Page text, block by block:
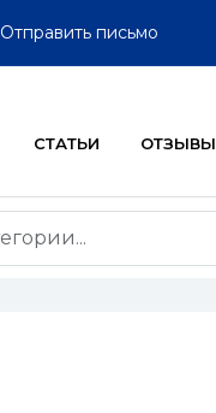
Отправить письмо
СТАТЬИ ОТЗЫВЫ